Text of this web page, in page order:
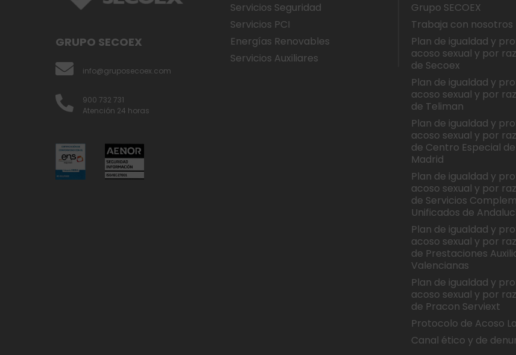
GRUPO SECOEX
info@gruposecoex.com
900 732 731
Atención 24 horas
Servicios Seguridad
Servicios PCI
Energías Renovables
Servicios Auxiliares
Grupo SECOEX
Trabaja con nosotros
Plan de igualdad y
acoso sexual y por
de Secoex
Plan de igualdad y
acoso sexual y por
de Teliman
Plan de igualdad y
acoso sexual y por
de Centro Especial
Madrid
Plan de igualdad y
acoso sexual y por
de Servicios
Unificados de
Plan de igualdad y
acoso sexual y por
de Prestaciones
Valencianas
Plan de igualdad y
acoso sexual y por
de Pracon Serviext
Protocolo de Acoso
Canal ético y de